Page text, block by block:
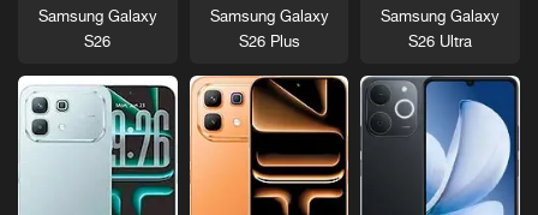
Samsung Galaxy
S26 Ultra
Samsung Galaxy
S26 Plus
Samsung Galaxy
S26